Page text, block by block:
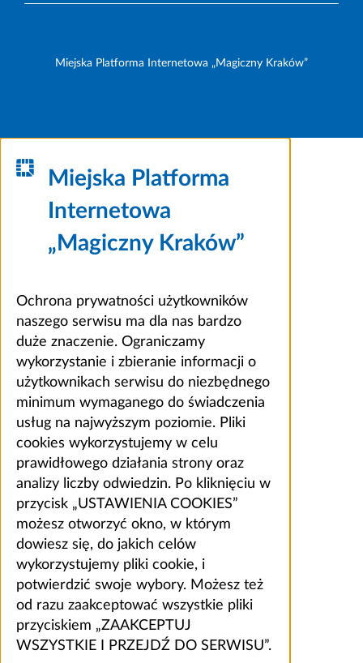
Miejska Platforma Internetowa „Magiczny Kraków”
Miejska Platforma
Internetowa
„Magiczny Kraków”
Ochrona prywatności użytkowników
naszego serwisu ma dla nas bardzo
duże znaczenie. Ograniczamy
wykorzystanie i zbieranie informacji o
użytkownikach serwisu do niezbędnego
minimum wymaganego do świadczenia
usług na najwyższym poziomie. Pliki
cookies wykorzystujemy w celu
prawidłowego działania strony oraz
analizy liczby odwiedzin. Po kliknięciu w
przycisk „USTAWIENIA COOKIES”
możesz otworzyć okno, w którym
dowiesz się, do jakich celów
wykorzystujemy pliki cookie, i
potwierdzić swoje wybory. Możesz też
od razu zaakceptować wszystkie pliki
przyciskiem „ZAAKCEPTUJ
WSZYSTKIE I PRZEJDŹ DO SERWISU”.